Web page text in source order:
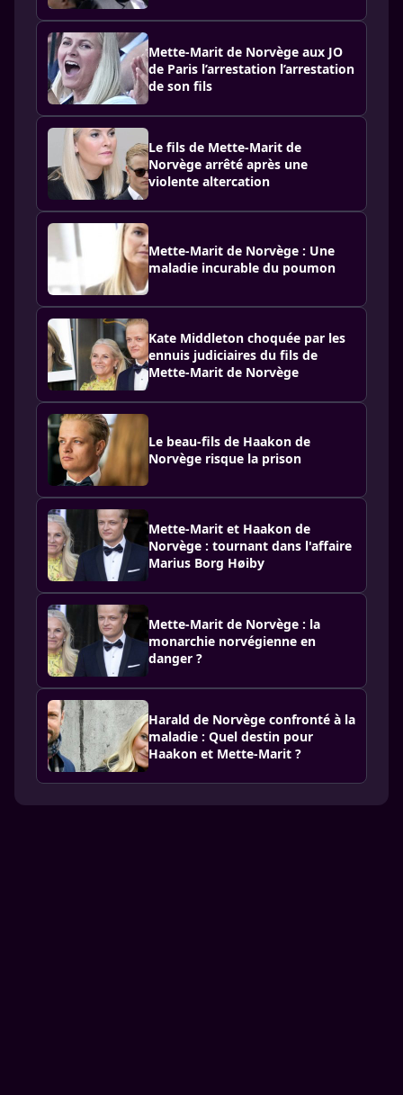
Mette-Marit de Norvège aux JO
de Paris l’arrestation l’arrestation
de son fils
Le fils de Mette-Marit de
Norvège arrêté après une
violente altercation
Mette-Marit de Norvège : Une
maladie incurable du poumon
Kate Middleton choquée par les
ennuis judiciaires du fils de
Mette-Marit de Norvège
Le beau-fils de Haakon de
Norvège risque la prison
Mette-Marit et Haakon de
Norvège : tournant dans l'affaire
Marius Borg Høiby
Mette-Marit de Norvège : la
monarchie norvégienne en
danger ?
Harald de Norvège confronté à la
maladie : Quel destin pour
Haakon et Mette-Marit ?